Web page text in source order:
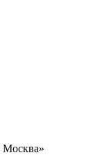
Москва»